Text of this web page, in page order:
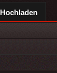
Hochladen